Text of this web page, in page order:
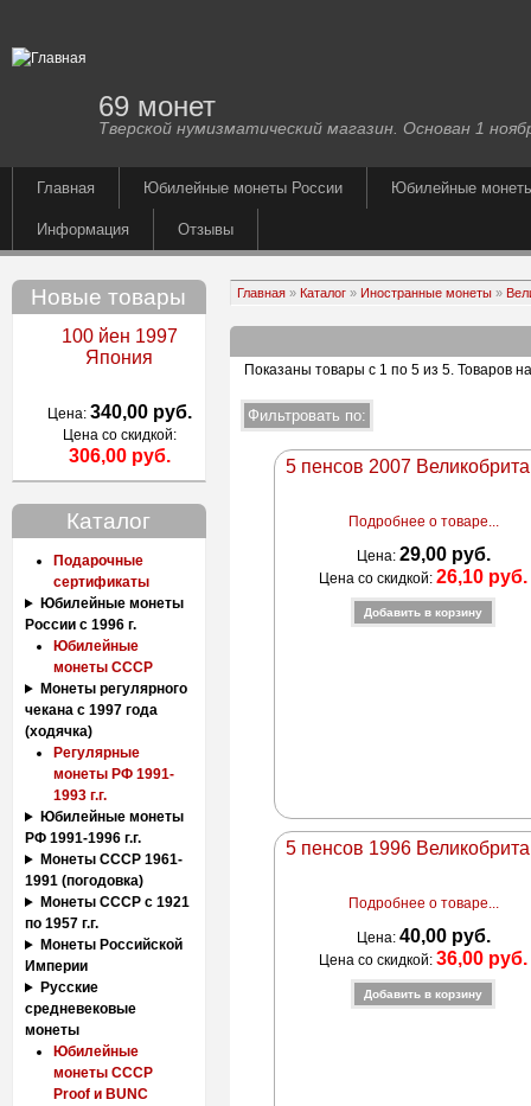
69 монет
Тверской нумизматический магазин. Основан 1
Главная Юбилейные монеты России Юбилейные
Информация Отзывы
Новые товары
100 йен 1997
Япония
Цена: 340,00 руб.
Цена со скидкой:
306,00 руб.
Каталог
Подарочные
сертификаты
Юбилейные монеты
России с 1996 г.
Юбилейные
монеты СССР
Монеты регулярного
чекана с 1997 года
(ходячка)
Регулярные
монеты РФ 1991-
1993 г.г.
Юбилейные монеты
РФ 1991-1996 г.г.
Монеты СССР 1961-
1991 (погодовка)
Монеты СССР с 1921
по 1957 г.г.
Монеты Российской
Империи
Русские
средневековые
монеты
Юбилейные
монеты СССР
Proof и BUNC
Главная» Каталог» Иностранные монеты»
Показаны товары с 1 по 5 из 5. Товаров
5 пенсов 2007
Подробнее о товаре...
Цена: 29,00 руб.
Цена со скидкой:26,10 руб.
5 пенсов 1996
Подробнее о товаре...
Цена: 40,00 руб.
Цена со скидкой:36,00 руб.